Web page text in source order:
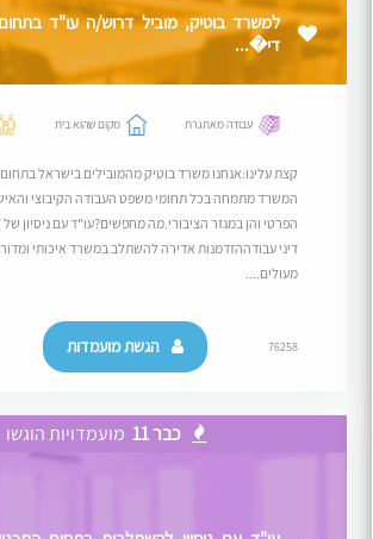
למשרד בוטיק, מוביל דרוש/ה עו"ד בתחום
די�...
עבודה מאתגרת מקום שהוא בית
קצת עלינו:אנחנו משרד בוטיק מהמובילים בישראל בתחום
המשרד מתמחה בכל תחומי משפט העבודה הקיבוצי
דיני עבודההזדמנות אדירה להשתלב במשרד איכותי
מעולים....
76258 הגשת מועמדות
כבר 11 מועמדויות הוגשו